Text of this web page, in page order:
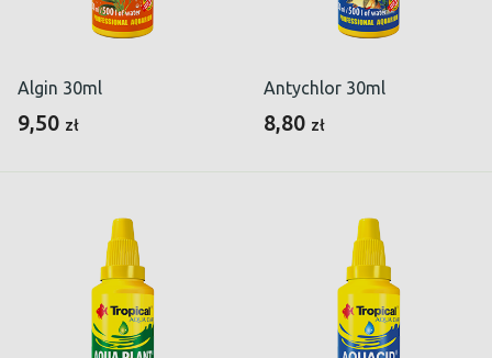
Algin 30ml
9,50 zł
Antychlor 30ml
8,80 zł